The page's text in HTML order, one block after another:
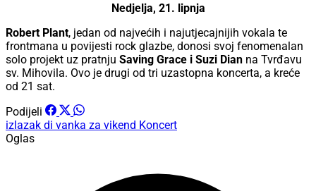
Nedjelja, 21. lipnja
Robert Plant, jedan od najvećih i najutjecajnijih vokala te
frontmana u povijesti rock glazbe, donosi svoj fenomenalan
solo projekt uz pratnju Saving Grace i Suzi Dian na Tvrđavu
sv. Mihovila. Ovo je drugi od tri uzastopna koncerta, a kreće
od 21 sat.
Podijeli
izlazak di vanka za vikend Koncert
Oglas